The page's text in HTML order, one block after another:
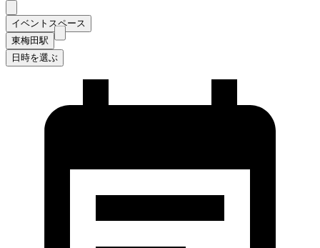
イベントスペース
東梅田駅
日時を選ぶ